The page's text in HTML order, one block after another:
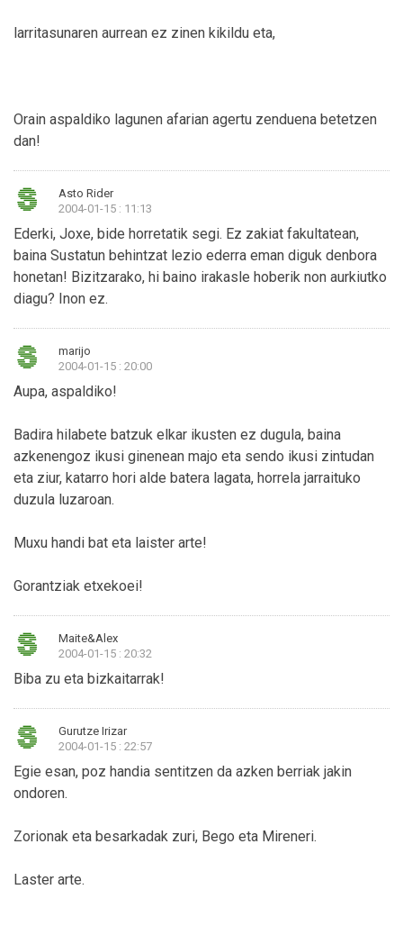
larritasunaren aurrean ez zinen kikildu eta,
Orain aspaldiko lagunen afarian agertu zenduena betetzen
dan!
Asto Rider
2004-01-15 : 11:13
Ederki, Joxe, bide horretatik segi. Ez zakiat fakultatean,
baina Sustatun behintzat lezio ederra eman diguk denbora
honetan! Bizitzarako, hi baino irakasle hoberik non aurkiutko
diagu? Inon ez.
marijo
2004-01-15 : 20:00
Aupa, aspaldiko!
Badira hilabete batzuk elkar ikusten ez dugula, baina
azkenengoz ikusi ginenean majo eta sendo ikusi zintudan
eta ziur, katarro hori alde batera lagata, horrela jarraituko
duzula luzaroan.
Muxu handi bat eta laister arte!
Gorantziak etxekoei!
Maite&Alex
2004-01-15 : 20:32
Biba zu eta bizkaitarrak!
Gurutze Irizar
2004-01-15 : 22:57
Egie esan, poz handia sentitzen da azken berriak jakin
ondoren.
Zorionak eta besarkadak zuri, Bego eta Mireneri.
Laster arte.